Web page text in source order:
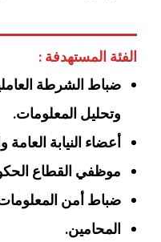
الفئة المستهدفة :
ضباط الشرطة
وتحليل المعلومات.
أعضاء النيابة العامة
موظفي القطاع
ضباط أمن
المحامين.